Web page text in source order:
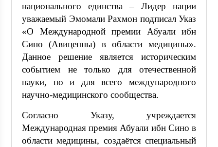
национального единства – Лидер нации
уважаемый Эмомали Рахмон подписал Указ
«О Международной премии Абуали ибн
Сино (Авиценны) в области медицины».
Данное решение является историческим
событием не только для отечественной
науки, но и для всего международного
научно-медицинского сообщества.
Согласно Указу, учреждается
Международная премия Абуали ибн Сино в
области медицины, создаётся специальный